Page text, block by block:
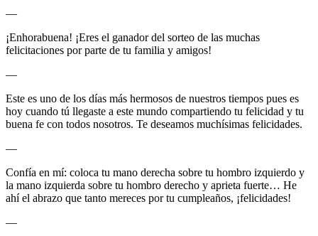
—
¡Enhorabuena! ¡Eres el ganador del sorteo de las muchas
felicitaciones por parte de tu familia y amigos!
—
Este es uno de los días más hermosos de nuestros tiempos pues es
hoy cuando tú llegaste a este mundo compartiendo tu felicidad y tu
buena fe con todos nosotros. Te deseamos muchísimas felicidades.
—
Confía en mí: coloca tu mano derecha sobre tu hombro izquierdo y
la mano izquierda sobre tu hombro derecho y aprieta fuerte… He
ahí el abrazo que tanto mereces por tu cumpleaños, ¡felicidades!
—